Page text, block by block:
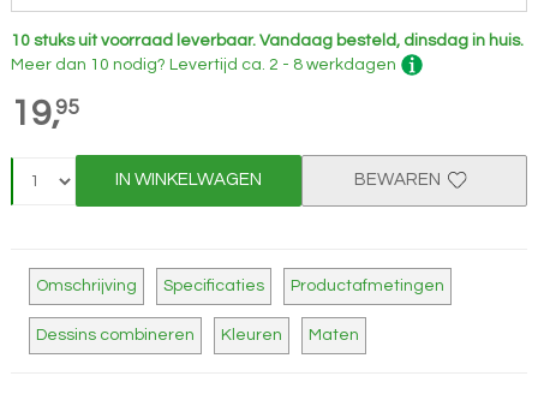
10 stuks uit voorraad leverbaar. Vandaag besteld, dinsdag in huis.
Meer dan 10 nodig? Levertijd ca. 2 - 8 werkdagen
19,95
IN WINKELWAGEN BEWAREN
Omschrijving Specificaties Productafmetingen
Dessins combineren Kleuren Maten